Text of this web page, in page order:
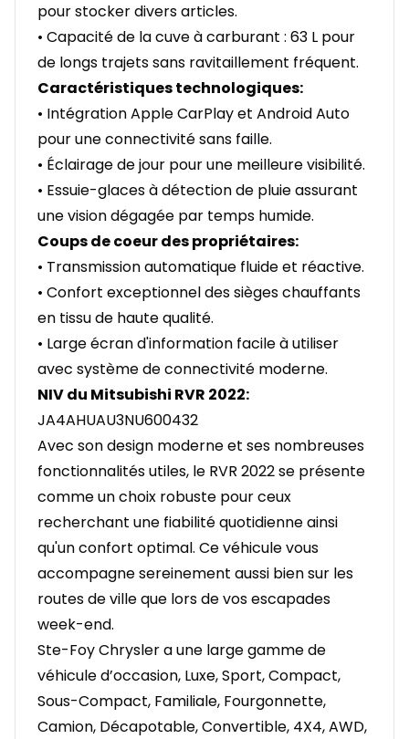
pour stocker divers articles.
• Capacité de la cuve à carburant : 63 L pour
de longs trajets sans ravitaillement fréquent.
Caractéristiques technologiques:
• Intégration Apple CarPlay et Android Auto
pour une connectivité sans faille.
• Éclairage de jour pour une meilleure visibilité.
• Essuie-glaces à détection de pluie assurant
une vision dégagée par temps humide.
Coups de coeur des propriétaires:
• Transmission automatique fluide et réactive.
• Confort exceptionnel des sièges chauffants
en tissu de haute qualité.
• Large écran d'information facile à utiliser
avec système de connectivité moderne.
NIV du Mitsubishi RVR 2022:
JA4AHUAU3NU600432
Avec son design moderne et ses nombreuses
fonctionnalités utiles, le RVR 2022 se présente
comme un choix robuste pour ceux
recherchant une fiabilité quotidienne ainsi
qu'un confort optimal. Ce véhicule vous
accompagne sereinement aussi bien sur les
routes de ville que lors de vos escapades
week-end.
Ste-Foy Chrysler a une large gamme de
véhicule d’occasion, Luxe, Sport, Compact,
Sous-Compact, Familiale, Fourgonnette,
Camion, Décapotable, Convertible, 4X4, AWD,